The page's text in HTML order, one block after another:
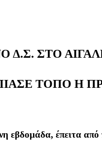
Δ.Σ. ΣΤΟ
ΤΟΠΟ Η
εβδομάδα, έπειτα